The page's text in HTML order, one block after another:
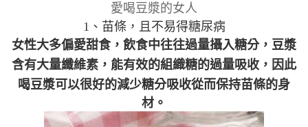
愛喝豆漿的女人
1、苗條，且不易得糖尿病
女性大多偏愛甜食，飲食中往往過量攝入糖分， 豆漿
含有大量纖維素，能有效的組織糖的過量吸收，因此
喝豆漿可以很好的減少糖分吸收從而保持苗條的身
材。